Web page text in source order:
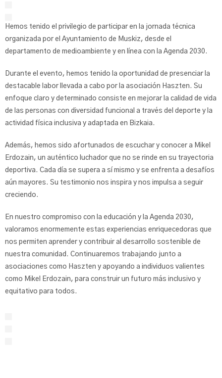
Hemos tenido el privilegio de participar en la jornada técnica
organizada por el Ayuntamiento de Muskiz, desde el
departamento de medioambiente y en línea con la Agenda 2030.
Durante el evento, hemos tenido la oportunidad de presenciar la
destacable labor llevada a cabo por la asociación Haszten. Su
enfoque claro y determinado consiste en mejorar la calidad de vida
de las personas con diversidad funcional a través del deporte y la
actividad física inclusiva y adaptada en Bizkaia.
Además, hemos sido afortunados de escuchar y conocer a Mikel
Erdozain, un auténtico luchador que no se rinde en su trayectoria
deportiva. Cada día se supera a sí mismo y se enfrenta a desafíos
aún mayores. Su testimonio nos inspira y nos impulsa a seguir
creciendo.
En nuestro compromiso con la educación y la Agenda 2030,
valoramos enormemente estas experiencias enriquecedoras que
nos permiten aprender y contribuir al desarrollo sostenible de
nuestra comunidad. Continuaremos trabajando junto a
asociaciones como Haszten y apoyando a individuos valientes
como Mikel Erdozain, para construir un futuro más inclusivo y
equitativo para todos.